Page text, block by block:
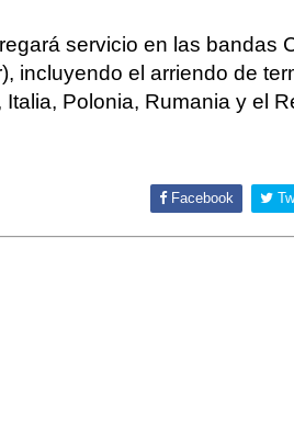
servicio en las bandas
incluyendo el arriendo de
Polonia, Rumania y el
Facebook